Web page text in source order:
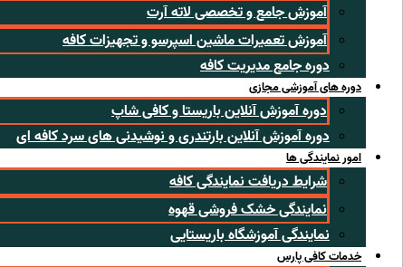
آموزش جامع و تخصصی لاته آرت
آموزش تعمیرات ماشین اسپرسو و تجهیزات کافه
دوره جامع مدیریت کافه
دوره های آموزشی مجازی
دوره آموزش آنلاین باریستا و کافی شاپ
دوره آموزش آنلاین بارتندری و نوشیدنی های سرد کافه ای
امور نمایندگی ها
شرایط دریافت نمایندگی کافه
نمایندگی خشک فروشی قهوه
نمایندگی آموزشگاه باریستایی
خدمات کافی پارس